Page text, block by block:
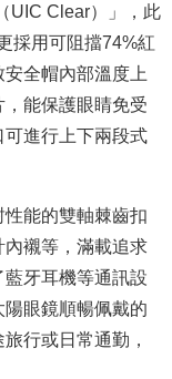
UIC Clear）」，此
採用可阻擋74%紅
全帽內部溫度上
能保護眼睛免受
進行上下兩段式
能的雙軸棘齒扣
襯等，滿載追求
牙耳機等通訊設
眼鏡順暢佩戴的
行或日常通勤，